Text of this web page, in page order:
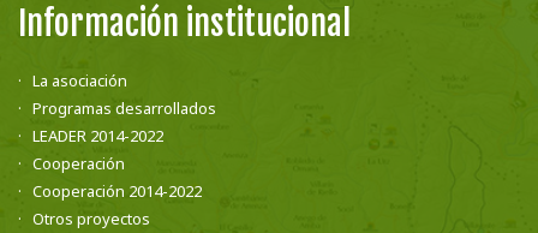
Información institucional
La asociación
Programas desarrollados
LEADER 2014-2022
Cooperación
Cooperación 2014-2022
Otros proyectos